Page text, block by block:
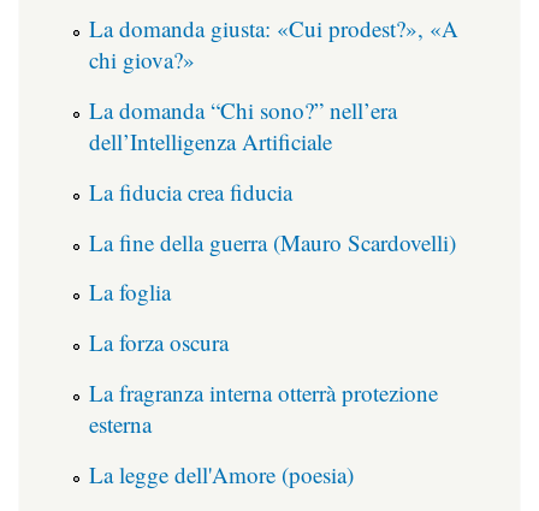
La domanda giusta: «Cui prodest?», «A
chi giova?»
La domanda “Chi sono?” nell’era
dell’Intelligenza Artificiale
La fiducia crea fiducia
La fine della guerra (Mauro Scardovelli)
La foglia
La forza oscura
La fragranza interna otterrà protezione
esterna
La legge dell'Amore (poesia)